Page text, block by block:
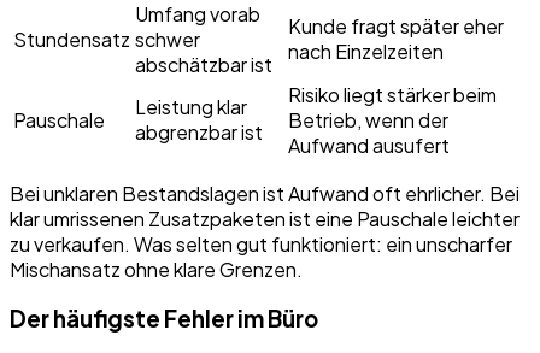
Stundensatz
Umfang vorab
schwer
abschätzbar ist
Kunde fragt später eher
nach Einzelzeiten
Pauschale
Leistung klar
abgrenzbar ist
Risiko liegt stärker beim
Betrieb, wenn der
Aufwand ausufert
Bei unklaren Bestandslagen ist Aufwand oft ehrlicher. Bei
klar umrissenen Zusatzpaketen ist eine Pauschale leichter
zu verkaufen. Was selten gut funktioniert: ein unscharfer
Mischansatz ohne klare Grenzen.
Der häufigste Fehler im Büro